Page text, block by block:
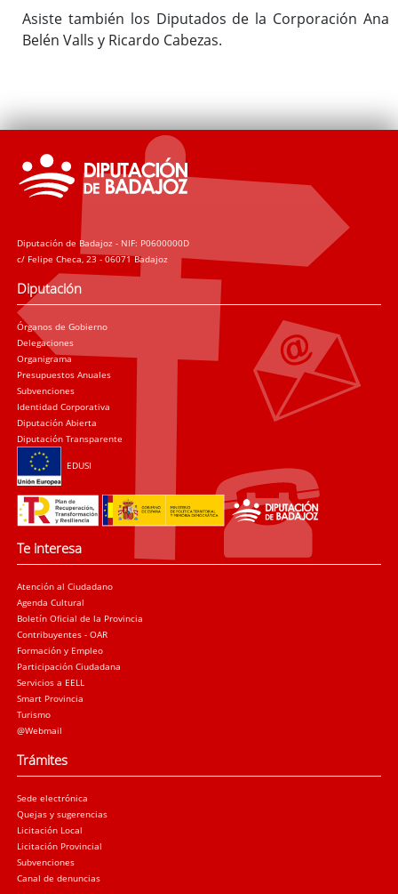
Asiste también los Diputados de la Corporación Ana
Belén Valls y Ricardo Cabezas.
Diputación de Badajoz - NIF: P0600000D
c/ Felipe Checa, 23 - 06071 Badajoz
Diputación
Órganos de Gobierno
Delegaciones
Organigrama
Presupuestos Anuales
Subvenciones
Identidad Corporativa
Diputación Abierta
Diputación Transparente
EDUSI
Te interesa
Atención al Ciudadano
Agenda Cultural
Boletín Oficial de la Provincia
Contribuyentes - OAR
Formación y Empleo
Participación Ciudadana
Servicios a EELL
Smart Provincia
Turismo
@Webmail
Trámites
Sede electrónica
Quejas y sugerencias
Licitación Local
Licitación Provincial
Subvenciones
Canal de denuncias